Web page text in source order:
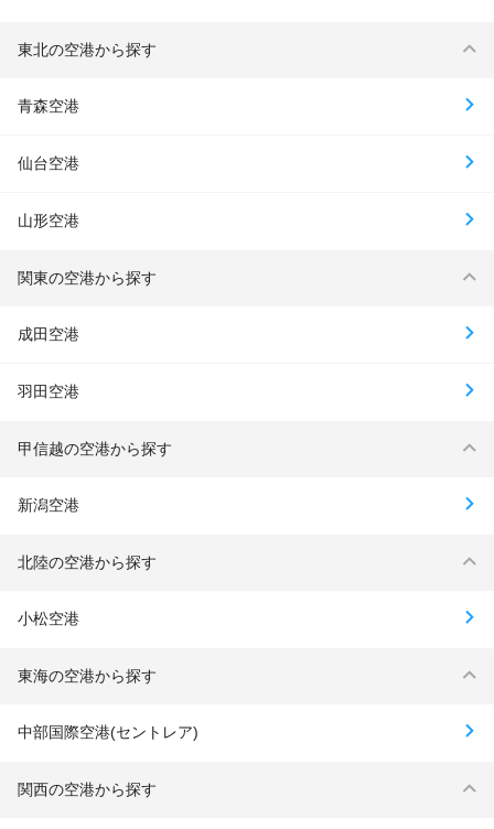
東北の空港から探す
青森空港
仙台空港
山形空港
関東の空港から探す
成田空港
羽田空港
甲信越の空港から探す
新潟空港
北陸の空港から探す
小松空港
東海の空港から探す
中部国際空港(セントレア)
関西の空港から探す